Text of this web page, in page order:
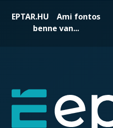
EPTAR.HU Ami fontos
benne van...